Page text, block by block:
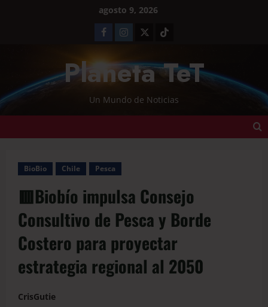
agosto 9, 2026
Planeta TeT
Un Mundo de Noticias
BioBio Chile Pesca
🟥Biobío impulsa Consejo
Consultivo de Pesca y Borde
Costero para proyectar
estrategia regional al 2050
CrisGutie